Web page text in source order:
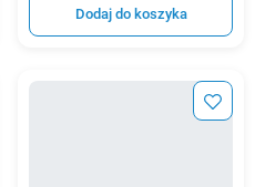
Dodaj do koszyka